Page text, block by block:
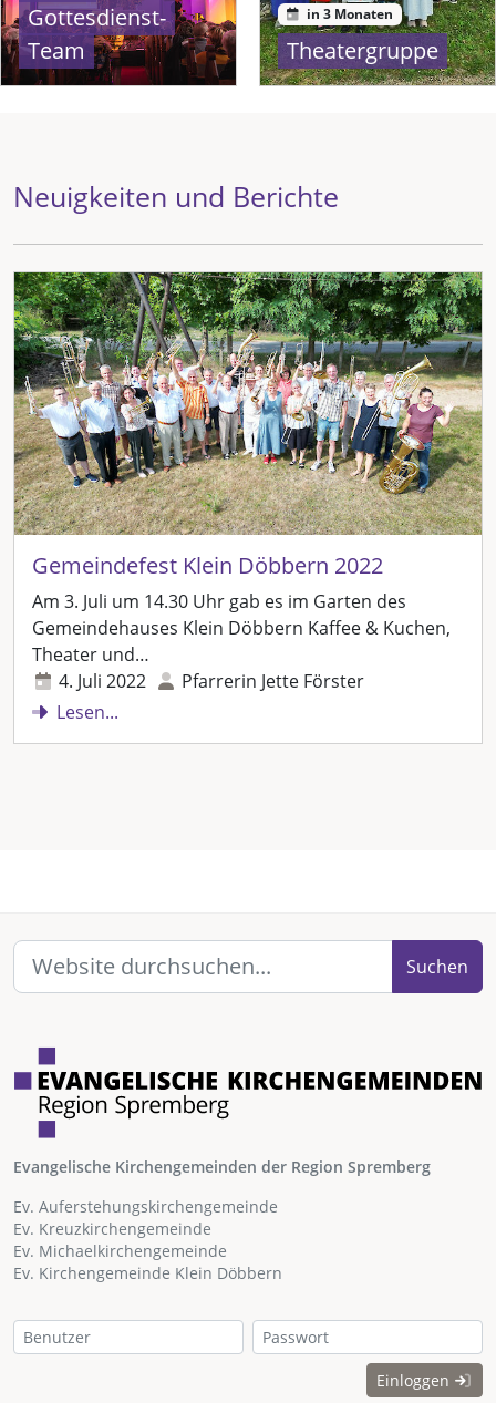
Gottesdienst-
Team
in 3 Monaten
Theatergruppe
Neuigkeiten und Berichte
Gemeindefest Klein Döbbern 2022
Am 3. Juli um 14.30 Uhr gab es im Garten des
Gemeindehauses Klein Döbbern Kaffee & Kuchen,
Theater und…
4. Juli 2022
Pfarrerin Jette Förster
Lesen...
Suchen
Evangelische Kirchengemeinden der Region Spremberg
Ev. Auferstehungskirchengemeinde
Ev. Kreuzkirchengemeinde
Ev. Michaelkirchengemeinde
Ev. Kirchengemeinde Klein Döbbern
Einloggen